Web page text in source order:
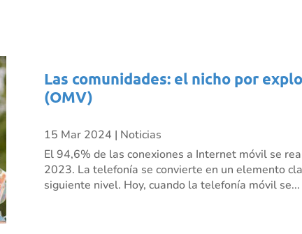
Las comunidades: el nicho por
(OMV)
15 Mar 2024 | Noticias
El 94,6% de las conexiones a Internet móvil se
2023. La telefonía se convierte en un elemento
siguiente nivel. Hoy, cuando la telefonía móvil se...